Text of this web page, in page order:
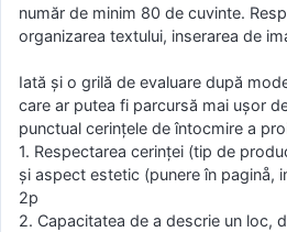
număr de minim 80 de cuvinte.
organizarea textului, inserarea de
Iată şi o grilă de evaluare după
care ar putea fi parcursă mai ușor
punctual cerințele de întocmire a
1. Respectarea cerinței (tip de
şi aspect estetic (punere în paginå,
2p
2. Capacitatea de a descrie un loc,